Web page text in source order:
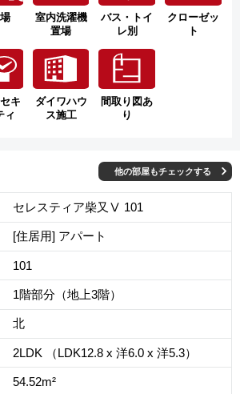
室内洗濯機
置場
バス・トイ
レ別
クローゼッ
ト
キ
ィ
ダイワハウ
ス施工
間取り図あ
り
他の部屋もチェックする
セレスティア柴又Ⅴ 101
[住居用] アパート
101
1階部分（地上3階）
北
2LDK （LDK12.8 x 洋6.0 x 洋5.3）
54.52m²